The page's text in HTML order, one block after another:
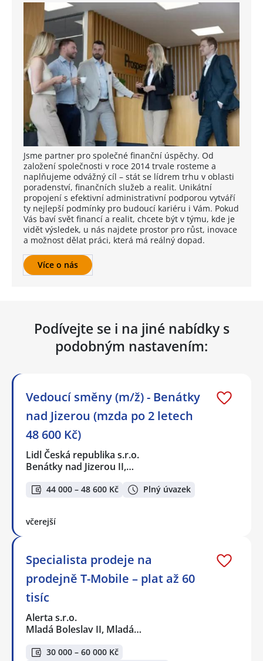
Jsme partner pro společné finanční úspěchy. Od
založení společnosti v roce 2014 trvale rosteme a
naplňujeme odvážný cíl – stát se lídrem trhu v oblasti
poradenství, finančních služeb a realit. Unikátní
propojení s efektivní administrativní podporou vytváří
ty nejlepší podmínky pro budoucí kariéru i Vám. Pokud
Vás baví svět financí a realit, chcete být v týmu, kde je
vidět výsledek, u nás najdete prostor pro růst, inovace
a možnost dělat práci, která má reálný dopad.
Více o nás
Podívejte se i na jiné nabídky s
podobným nastavením:
Vedoucí směny (m/ž) - Benátky
nad Jizerou (mzda po 2 letech
48 600 Kč)
Lidl Česká republika s.r.o.
Benátky nad Jizerou II,…
44 000 – 48 600 Kč Plný úvazek
včerejší
Specialista prodeje na
prodejně T-Mobile – plat až 60
tisíc
Alerta s.r.o.
Mladá Boleslav II, Mladá…
30 000 – 60 000 Kč